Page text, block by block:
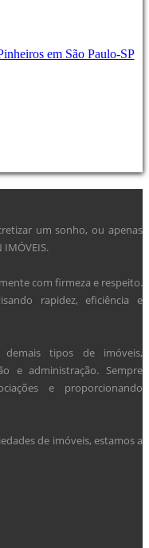
um sonho, ou apenas
com firmeza e respeito.
rapidez, eficiência e
tipos de imóveis,
e administração. Sempre
e proporcionando
de imóveis, estamos a